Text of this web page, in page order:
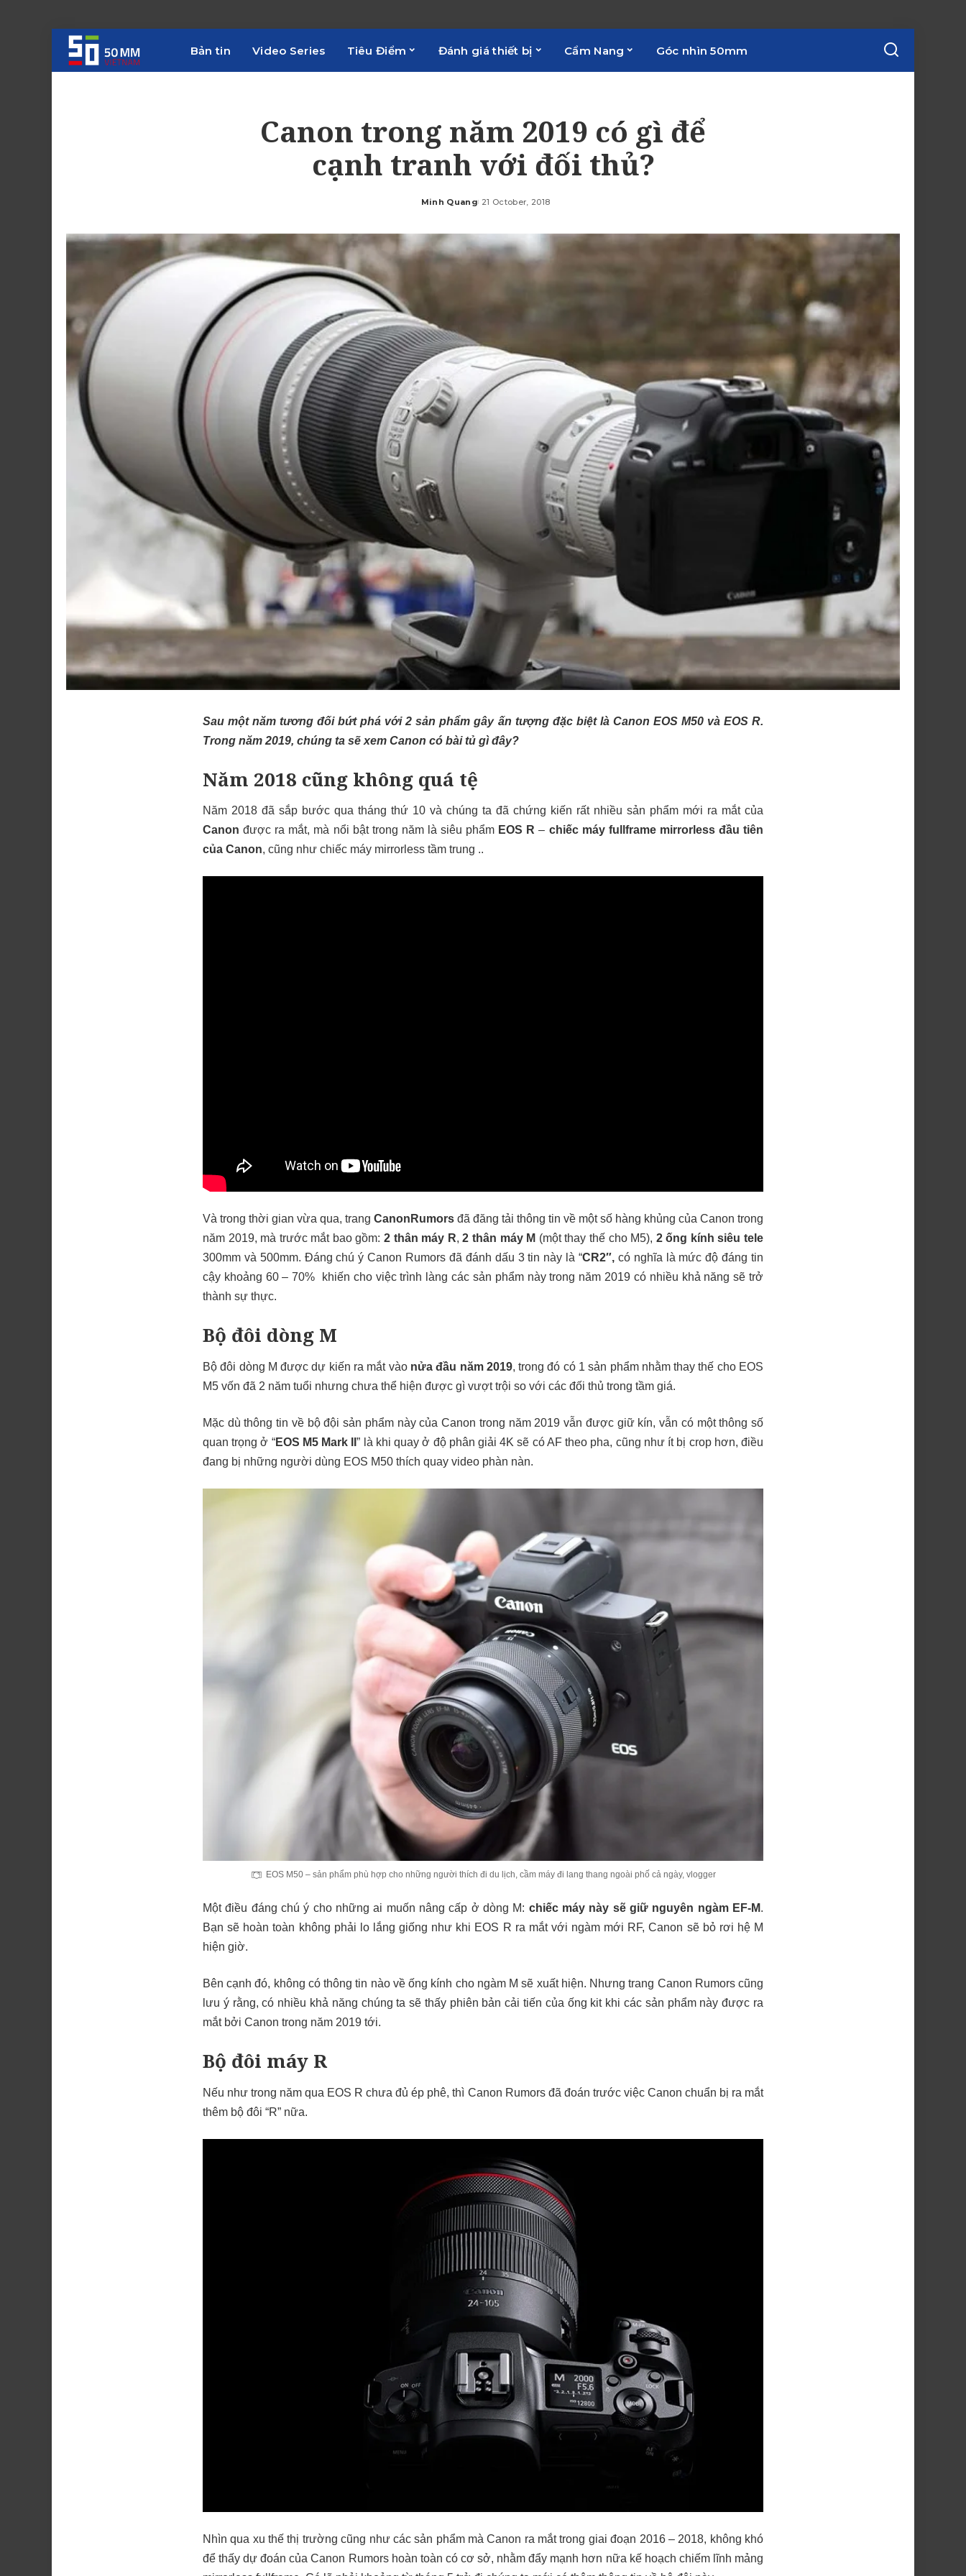
Bản tin Video Series Tiêu Điểm Đánh giá thiết bị Cẩm Nang Góc nhìn 50mm
Canon trong năm 2019 có gì để
cạnh tranh với đối thủ?
Posted
Minh Quang 21 October, 2018
Sau một năm tương đối bứt phá với 2 sản phẩm gây ấn tượng đặc biệt là Canon EOS M50 và EOS R.
Trong năm 2019, chúng ta sẽ xem Canon có bài tủ gì đây?
Năm 2018 cũng không quá tệ
Năm 2018 đã sắp bước qua tháng thứ 10 và chúng ta đã chứng kiến rất nhiều sản phẩm mới ra mắt của
Canon được ra mắt, mà nổi bật trong năm là siêu phẩm EOS R – chiếc máy fullframe mirrorless đầu tiên
của Canon, cũng như chiếc máy mirrorless tầm trung ..
Và trong thời gian vừa qua, trang CanonRumors đã đăng tải thông tin về một số hàng khủng của Canon trong
năm 2019, mà trước mắt bao gồm:2 thân máy R,2 thân máy M (một thay thế cho M5), 2 ống kính siêu tele
300mm và 500mm. Đáng chú ý Canon Rumors đã đánh dấu 3 tin này là “CR2″, có nghĩa là mức độ đáng tin
cậy khoảng 60 – 70% khiến cho việc trình làng các sản phẩm này trong năm 2019 có nhiều khả năng sẽ trở
thành sự thực.
Bộ đôi dòng M
Bộ đôi dòng M được dự kiến ra mắt vào nửa đầu năm 2019, trong đó có 1 sản phẩm nhằm thay thế cho EOS
M5 vốn đã 2 năm tuổi nhưng chưa thể hiện được gì vượt trội so với các đối thủ trong tầm giá.
Mặc dù thông tin về bộ đội sản phẩm này của Canon trong năm 2019 vẫn được giữ kín, vẫn có một thông số
quan trọng ở “EOS M5 Mark II” là khi quay ở độ phân giải 4K sẽ có AF theo pha, cũng như ít bị crop hơn, điều
đang bị những người dùng EOS M50 thích quay video phàn nàn.
EOS M50 – sản phẩm phù hợp cho những người thích đi du lịch, cầm máy đi lang thang ngoài phố cả ngày, vlogger
Một điều đáng chú ý cho những ai muốn nâng cấp ở dòng M: chiếc máy này sẽ giữ nguyên ngàm EF-M.
Bạn sẽ hoàn toàn không phải lo lắng giống như khi EOS R ra mắt với ngàm mới RF, Canon sẽ bỏ rơi hệ M
hiện giờ.
Bên cạnh đó, không có thông tin nào về ống kính cho ngàm M sẽ xuất hiện. Nhưng trang Canon Rumors cũng
lưu ý rằng, có nhiều khả năng chúng ta sẽ thấy phiên bản cải tiến của ống kit khi các sản phẩm này được ra
mắt bởi Canon trong năm 2019 tới.
Bộ đôi máy R
Nếu như trong năm qua EOS R chưa đủ ép phê, thì Canon Rumors đã đoán trước việc Canon chuẩn bị ra mắt
thêm bộ đôi “R” nữa.
Nhìn qua xu thế thị trường cũng như các sản phẩm mà Canon ra mắt trong giai đoạn 2016 – 2018, không khó
để thấy dự đoán của Canon Rumors hoàn toàn có cơ sở, nhằm đẩy mạnh hơn nữa kế hoạch chiếm lĩnh mảng